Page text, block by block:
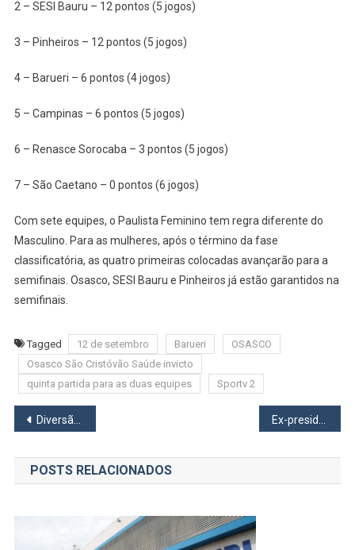
2 – SESI Bauru – 12 pontos (5 jogos)
3 – Pinheiros – 12 pontos (5 jogos)
4 – Barueri – 6 pontos (4 jogos)
5 – Campinas – 6 pontos (5 jogos)
6 – Renasce Sorocaba – 3 pontos (5 jogos)
7 – São Caetano – 0 pontos (6 jogos)
Com sete equipes, o Paulista Feminino tem regra diferente do
Masculino. Para as mulheres, após o término da fase
classificatória, as quatro primeiras colocadas avançarão para a
semifinais. Osasco, SESI Bauru e Pinheiros já estão garantidos na
semifinais.
Tagged 12 de setembro Barueri
OSASCO
Osasco São Cristóvão Saúde invicto
quinta partida para as duas equipes
Sportv 2
Navegação
de
Post
Diversão em Cena apresenta ‘Terremota’ no Teatro Municipal Glória Giglio
POSTS RELACIONADOS